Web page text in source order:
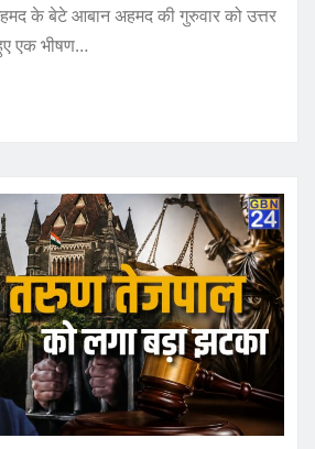
के बेटे आबान अहमद की गुरुवार को उत्तर
एक भीषण…